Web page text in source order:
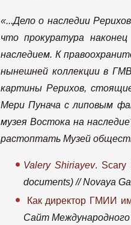
«...Дело о наследии
что прокуратура
наследием. К
нынешней коллекции в
картины Рерихов,
Мери Пунача с липовым
музея Востока на
растоптать Музей
Valery Shiriayev. Scary
documents) // Novaya
Как директор ГМИИ
Сайт